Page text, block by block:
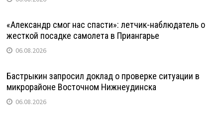
«Александр смог нас спасти»: летчик-наблюдатель о
жесткой посадке самолета в Приангарье
06.08.2026
Бастрыкин запросил доклад о проверке ситуации в
микрорайоне Восточном Нижнеудинска
06.08.2026